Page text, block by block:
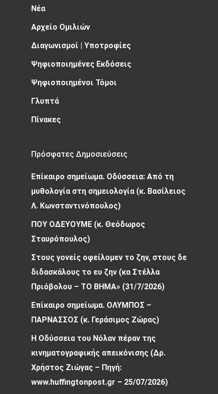
Νέα
Αρχείο Ομιλιών
Διαγωνισμοί | Υποτροφίες
Ψηφιοποιημένες Εκδόσεις
Ψηφιοποιημένοι Τόμοι
Γλυπτά
Πίνακες
Πρόσφατες Δημοσιεύσεις
Επίκαιρο σημείωμα. Οδύσσεια: Από τη
μυθολογία στη σημειολογία (κ. Βασίλειος
Λ. Κωνσταντινόπουλος)
ΠΟΥ ΟΔΕΥΟΥΜΕ (κ. Θεόδωρος
Σταυρόπουλος)
Στους γονείς οφείλομεν το ζην, στους δε
διδασκάλους το ευ ζην (κα Στέλλα
Πριόβολου – ΤΟ ΒΗΜΑ» (31/7/2026)
Επίκαιρο σημείωμα. ΟΛΥΜΠΟΣ –
ΠΑΡΝΑΣΣΟΣ (κ. Γεράσιμος Ζώρας)
Η Οδύσσεια του Νόλαν πέραν της
κινηματογραφικής απεικόνισης (Δρ.
Χρήστος Ζιώγας – Πηγή:
www.huffingtonpost.gr – 25/07/2026)